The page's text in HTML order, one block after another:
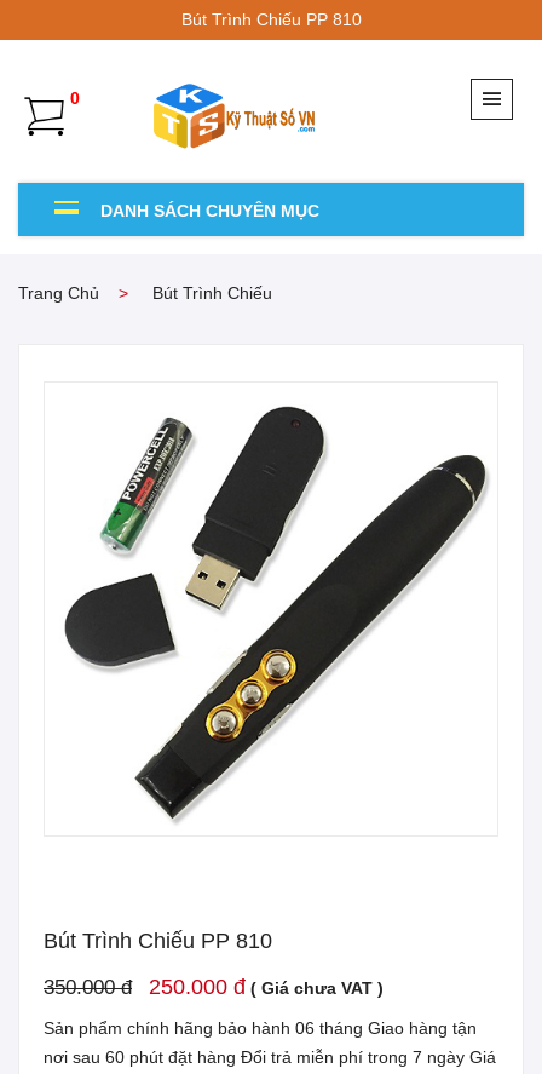
Bút Trình Chiếu PP 810
0
DANH SÁCH CHUYÊN MỤC
Trang Chủ Bút Trình Chiếu
Bút Trình Chiếu PP 810
350.000 đ 250.000 đ ( Giá chưa VAT )
Sản phẩm chính hãng bảo hành 06 tháng Giao hàng tận
nơi sau 60 phút đặt hàng Đổi trả miễn phí trong 7 ngày Giá